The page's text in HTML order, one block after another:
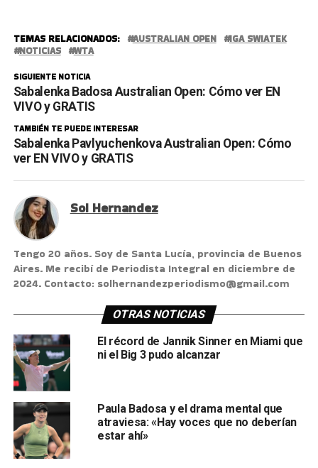
TEMAS RELACIONADOS: AUSTRALIAN OPEN
IGA SWIATEK
NOTICIAS
WTA
SIGUIENTE NOTICIA
Sabalenka Badosa Australian Open: Cómo ver EN
VIVO y GRATIS
TAMBIÉN TE PUEDE INTERESAR
Sabalenka Pavlyuchenkova Australian Open: Cómo
ver EN VIVO y GRATIS
Sol Hernandez
Tengo 20 años. Soy de Santa Lucía, provincia de Buenos
Aires. Me recibí de Periodista Integral en diciembre de
2024. Contacto: solhernandezperiodismo@gmail.com
OTRAS NOTICIAS
El récord de Jannik Sinner en Miami que
ni el Big 3 pudo alcanzar
Paula Badosa y el drama mental que
atraviesa: «Hay voces que no deberían
estar ahí»